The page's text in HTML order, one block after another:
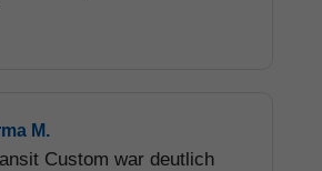
M.
Custom war deutlich